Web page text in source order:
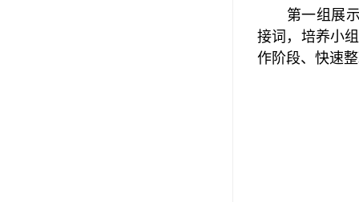
第一组展
接词，培养小
作阶段、快速